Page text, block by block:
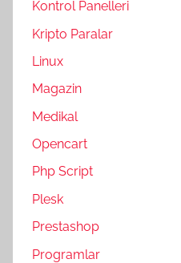
Kontrol Panelleri
Kripto Paralar
Linux
Magazin
Medikal
Opencart
Php Script
Plesk
Prestashop
Programlar